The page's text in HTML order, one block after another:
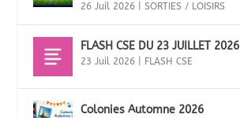
26 Juil 2026 |SORTIES / LOISIRS
FLASH CSE DU 23 JUILLET 2026
23 Juil 2026 FLASH CSE
Colonies Automne 2026